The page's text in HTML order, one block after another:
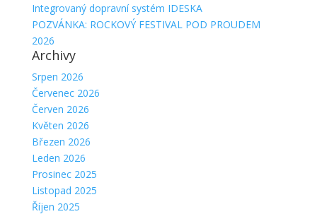
Integrovaný dopravní systém IDESKA
POZVÁNKA: ROCKOVÝ FESTIVAL POD PROUDEM
2026
Archivy
Srpen 2026
Červenec 2026
Červen 2026
Květen 2026
Březen 2026
Leden 2026
Prosinec 2025
Listopad 2025
Říjen 2025